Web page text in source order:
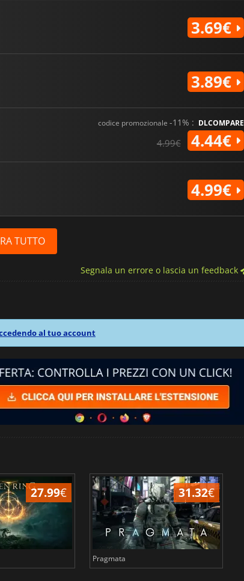
3.69€
3.89€
codice promozionale -11% : DLCOMPARE
4.99€ 4.44€
4.99€
TUTTO
Segnala un errore o lascia un feedback
al tuo account
27.99€ 31.32€
Pragmata